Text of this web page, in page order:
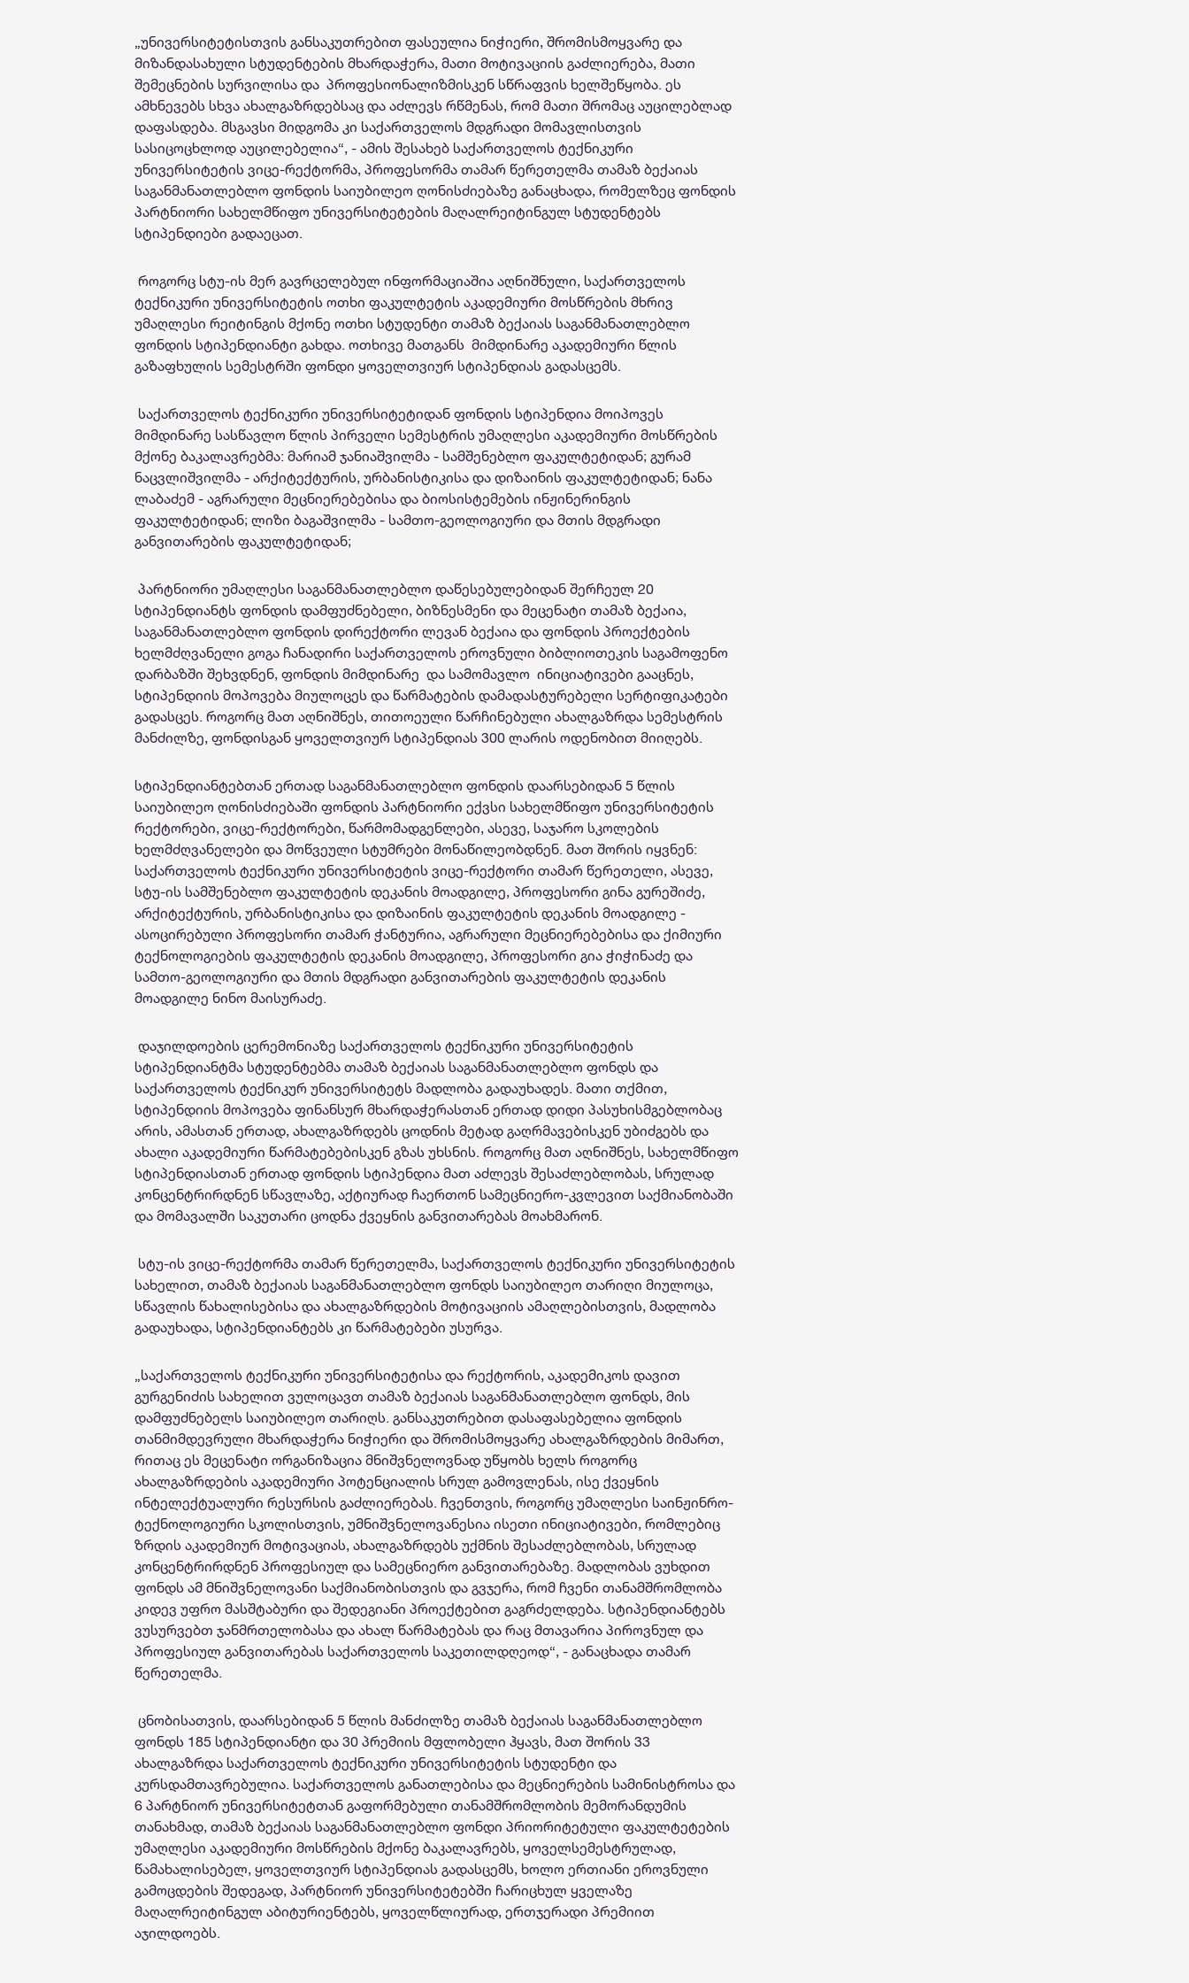
„უნივერსიტეტისთვის განსაკუთრებით ფასეულია ნიჭიერი, შრომისმოყვარე და
მიზანდასახული სტუდენტების მხარდაჭერა, მათი მოტივაციის გაძლიერება, მათი
შემეცნების სურვილისა და პროფესიონალიზმისკენ სწრაფვის ხელშეწყობა. ეს
ამხნევებს სხვა ახალგაზრდებსაც და აძლევს რწმენას, რომ მათი შრომაც აუცილებლად
დაფასდება. მსგავსი მიდგომა კი საქართველოს მდგრადი მომავლისთვის
სასიცოცხლოდ აუცილებელია“, - ამის შესახებ საქართველოს ტექნიკური
უნივერსიტეტის ვიცე-რექტორმა, პროფესორმა თამარ წერეთელმა თამაზ ბექაიას
საგანმანათლებლო ფონდის საიუბილეო ღონისძიებაზე განაცხადა, რომელზეც ფონდის
პარტნიორი სახელმწიფო უნივერსიტეტების მაღალრეიტინგულ სტუდენტებს
სტიპენდიები გადაეცათ.
როგორც სტუ-ის მერ გავრცელებულ ინფორმაციაშია აღნიშნული, საქართველოს
ტექნიკური უნივერსიტეტის ოთხი ფაკულტეტის აკადემიური მოსწრების მხრივ
უმაღლესი რეიტინგის მქონე ოთხი სტუდენტი თამაზ ბექაიას საგანმანათლებლო
ფონდის სტიპენდიანტი გახდა. ოთხივე მათგანს მიმდინარე აკადემიური წლის
გაზაფხულის სემესტრში ფონდი ყოველთვიურ სტიპენდიას გადასცემს.
საქართველოს ტექნიკური უნივერსიტეტიდან ფონდის სტიპენდია მოიპოვეს
მიმდინარე სასწავლო წლის პირველი სემესტრის უმაღლესი აკადემიური მოსწრების
მქონე ბაკალავრებმა: მარიამ ჯანიაშვილმა - სამშენებლო ფაკულტეტიდან; გურამ
ნაცვლიშვილმა - არქიტექტურის, ურბანისტიკისა და დიზაინის ფაკულტეტიდან; ნანა
ლაბაძემ - აგრარული მეცნიერებებისა და ბიოსისტემების ინჟინერინგის
ფაკულტეტიდან; ლიზი ბაგაშვილმა - სამთო-გეოლოგიური და მთის მდგრადი
განვითარების ფაკულტეტიდან;
პარტნიორი უმაღლესი საგანმანათლებლო დაწესებულებიდან შერჩეულ 20
სტიპენდიანტს ფონდის დამფუძნებელი, ბიზნესმენი და მეცენატი თამაზ ბექაია,
საგანმანათლებლო ფონდის დირექტორი ლევან ბექაია და ფონდის პროექტების
ხელმძღვანელი გოგა ჩანადირი საქართველოს ეროვნული ბიბლიოთეკის საგამოფენო
დარბაზში შეხვდნენ, ფონდის მიმდინარე და სამომავლო ინიციატივები გააცნეს,
სტიპენდიის მოპოვება მიულოცეს და წარმატების დამადასტურებელი სერტიფიკატები
გადასცეს. როგორც მათ აღნიშნეს, თითოეული წარჩინებული ახალგაზრდა სემესტრის
მანძილზე, ფონდისგან ყოველთვიურ სტიპენდიას 300 ლარის ოდენობით მიიღებს.
სტიპენდიანტებთან ერთად საგანმანათლებლო ფონდის დაარსებიდან 5 წლის
საიუბილეო ღონისძიებაში ფონდის პარტნიორი ექვსი სახელმწიფო უნივერსიტეტის
რექტორები, ვიცე-რექტორები, წარმომადგენლები, ასევე, საჯარო სკოლების
ხელმძღვანელები და მოწვეული სტუმრები მონაწილეობდნენ. მათ შორის იყვნენ:
საქართველოს ტექნიკური უნივერსიტეტის ვიცე-რექტორი თამარ წერეთელი, ასევე,
სტუ-ის სამშენებლო ფაკულტეტის დეკანის მოადგილე, პროფესორი გინა გურეშიძე,
არქიტექტურის, ურბანისტიკისა და დიზაინის ფაკულტეტის დეკანის მოადგილე -
ასოცირებული პროფესორი თამარ ჭანტურია, აგრარული მეცნიერებებისა და ქიმიური
ტექნოლოგიების ფაკულტეტის დეკანის მოადგილე, პროფესორი გია ჭიჭინაძე და
სამთო-გეოლოგიური და მთის მდგრადი განვითარების ფაკულტეტის დეკანის
მოადგილე ნინო მაისურაძე.
დაჯილდოების ცერემონიაზე საქართველოს ტექნიკური უნივერსიტეტის
სტიპენდიანტმა სტუდენტებმა თამაზ ბექაიას საგანმანათლებლო ფონდს და
საქართველოს ტექნიკურ უნივერსიტეტს მადლობა გადაუხადეს. მათი თქმით,
სტიპენდიის მოპოვება ფინანსურ მხარდაჭერასთან ერთად დიდი პასუხისმგებლობაც
არის, ამასთან ერთად, ახალგაზრდებს ცოდნის მეტად გაღრმავებისკენ უბიძგებს და
ახალი აკადემიური წარმატებებისკენ გზას უხსნის. როგორც მათ აღნიშნეს, სახელმწიფო
სტიპენდიასთან ერთად ფონდის სტიპენდია მათ აძლევს შესაძლებლობას, სრულად
კონცენტრირდნენ სწავლაზე, აქტიურად ჩაერთონ სამეცნიერო-კვლევით საქმიანობაში
და მომავალში საკუთარი ცოდნა ქვეყნის განვითარებას მოახმარონ.
სტუ-ის ვიცე-რექტორმა თამარ წერეთელმა, საქართველოს ტექნიკური უნივერსიტეტის
სახელით, თამაზ ბექაიას საგანმანათლებლო ფონდს საიუბილეო თარიღი მიულოცა,
სწავლის წახალისებისა და ახალგაზრდების მოტივაციის ამაღლებისთვის, მადლობა
გადაუხადა, სტიპენდიანტებს კი წარმატებები უსურვა.
„საქართველოს ტექნიკური უნივერსიტეტისა და რექტორის, აკადემიკოს დავით
გურგენიძის სახელით ვულოცავთ თამაზ ბექაიას საგანმანათლებლო ფონდს, მის
დამფუძნებელს საიუბილეო თარიღს. განსაკუთრებით დასაფასებელია ფონდის
თანმიმდევრული მხარდაჭერა ნიჭიერი და შრომისმოყვარე ახალგაზრდების მიმართ,
რითაც ეს მეცენატი ორგანიზაცია მნიშვნელოვნად უწყობს ხელს როგორც
ახალგაზრდების აკადემიური პოტენციალის სრულ გამოვლენას, ისე ქვეყნის
ინტელექტუალური რესურსის გაძლიერებას. ჩვენთვის, როგორც უმაღლესი საინჟინრო-
ტექნოლოგიური სკოლისთვის, უმნიშვნელოვანესია ისეთი ინიციატივები, რომლებიც
ზრდის აკადემიურ მოტივაციას, ახალგაზრდებს უქმნის შესაძლებლობას, სრულად
კონცენტრირდნენ პროფესიულ და სამეცნიერო განვითარებაზე. მადლობას ვუხდით
ფონდს ამ მნიშვნელოვანი საქმიანობისთვის და გვჯერა, რომ ჩვენი თანამშრომლობა
კიდევ უფრო მასშტაბური და შედეგიანი პროექტებით გაგრძელდება. სტიპენდიანტებს
ვუსურვებთ ჯანმრთელობასა და ახალ წარმატებას და რაც მთავარია პიროვნულ და
პროფესიულ განვითარებას საქართველოს საკეთილდღეოდ“, - განაცხადა თამარ
წერეთელმა.
ცნობისათვის, დაარსებიდან 5 წლის მანძილზე თამაზ ბექაიას საგანმანათლებლო
ფონდს 185 სტიპენდიანტი და 30 პრემიის მფლობელი ჰყავს, მათ შორის 33
ახალგაზრდა საქართველოს ტექნიკური უნივერსიტეტის სტუდენტი და
კურსდამთავრებულია. საქართველოს განათლებისა და მეცნიერების სამინისტროსა და
6 პარტნიორ უნივერსიტეტთან გაფორმებული თანამშრომლობის მემორანდუმის
თანახმად, თამაზ ბექაიას საგანმანათლებლო ფონდი პრიორიტეტული ფაკულტეტების
უმაღლესი აკადემიური მოსწრების მქონე ბაკალავრებს, ყოველსემესტრულად,
წამახალისებელ, ყოველთვიურ სტიპენდიას გადასცემს, ხოლო ერთიანი ეროვნული
გამოცდების შედეგად, პარტნიორ უნივერსიტეტებში ჩარიცხულ ყველაზე
მაღალრეიტინგულ აბიტურიენტებს, ყოველწლიურად, ერთჯერადი პრემიით
აჯილდოებს.